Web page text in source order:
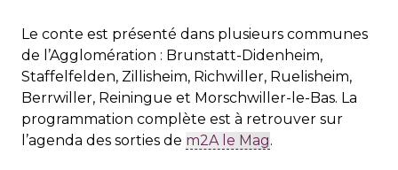
Le conte est présenté dans plusieurs communes
de l’Agglomération : Brunstatt-Didenheim,
Staffelfelden, Zillisheim, Richwiller, Ruelisheim,
Berrwiller, Reiningue et Morschwiller-le-Bas. La
programmation complète est à retrouver sur
l’agenda des sorties de m2A le Mag.